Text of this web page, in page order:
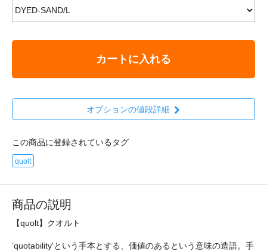
カートに入れる
オプションの値段詳細
この商品に登録されているタグ
quolt
商品の説明
【quolt】クオルト
’quotability'という手本とする、価値のあるという意味の造語。手